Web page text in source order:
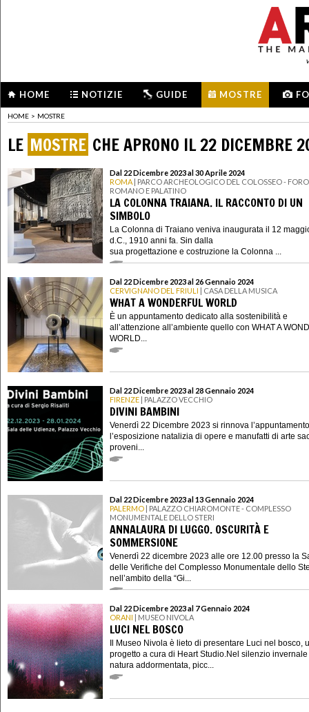
HOME NOTIZIE GUIDE MOSTRE
HOME > MOSTRE
LE MOSTRE CHE APRONO IL 22 DICEMBRE
Dal 22 Dicembre 2023 al 30 Aprile 2024
ROMA | PARCO ARCHEOLOGICO DEL COLOSSEO - FORO
ROMANO E PALATINO
LA COLONNA TRAIANA. IL RACCONTO DI UN
SIMBOLO
La Colonna di Traiano veniva inaugurata il 12
d.C., 1910 anni fa. Sin dalla
sua progettazione e costruzione la Colonna ...
Dal 22 Dicembre 2023 al 26 Gennaio 2024
CERVIGNANO DEL FRIULI | CASA DELLA MUSICA
WHAT A WONDERFUL WORLD
È un appuntamento dedicato alla sostenibilità e
all’attenzione all’ambiente quello con WHAT A
WORLD...
Dal 22 Dicembre 2023 al 28 Gennaio 2024
FIRENZE | PALAZZO VECCHIO
DIVINI BAMBINI
Venerdì 22 Dicembre 2023 si rinnova
l’esposizione natalizia di opere e manufatti di arte
proveni...
Dal 22 Dicembre 2023 al 13 Gennaio 2024
PALERMO | PALAZZO CHIAROMONTE - COMPLESSO
MONUMENTALE DELLO STERI
ANNALAURA DI LUGGO. OSCURITÀ E
SOMMERSIONE
Venerdì 22 dicembre 2023 alle ore 12.00 presso la
delle Verifiche del Complesso Monumentale dello
nell’ambito della “Gi...
Dal 22 Dicembre 2023 al 7 Gennaio 2024
ORANI | MUSEO NIVOLA
LUCI NEL BOSCO
Il Museo Nivola è lieto di presentare Luci nel bosco,
progetto a cura di Heart Studio.Nel silenzio
natura addormentata, picc...